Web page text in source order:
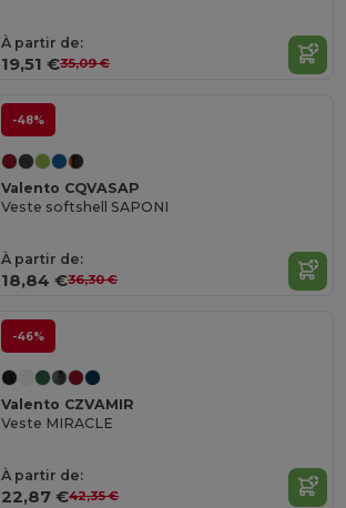
À partir de:
19,51 €35,09 €
-48%
Valento CQVASAP
Veste softshell SAPONI
À partir de:
18,84 €36,30 €
-46%
Valento CZVAMIR
Veste MIRACLE
À partir de:
22,87 €42,35 €